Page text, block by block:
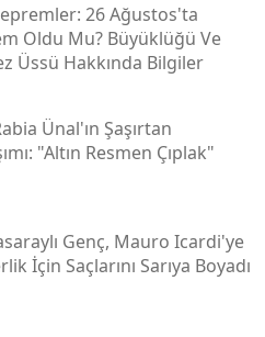
26 Ağustos'ta
Oldu Mu? Büyüklüğü Ve
Üssü Hakkında Bilgiler
Ünal'ın Şaşırtan
"altın Resmen Çıplak"
Genç, Mauro Icardi'ye
İçin Saçlarını Sarıya Boyadı